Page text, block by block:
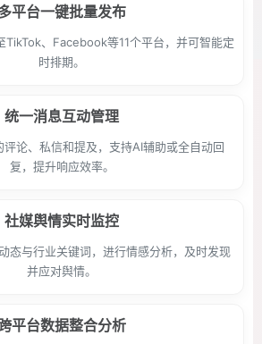
平台一键批量发布
TikTok、Facebook等11个平台，并可智能定
时排期。
统一消息互动管理
论、私信和提及，支持AI辅助或全自动回
复，提升响应效率。
社媒舆情实时监控
态与行业关键词，进行情感分析，及时发现
并应对舆情。
平台数据整合分析